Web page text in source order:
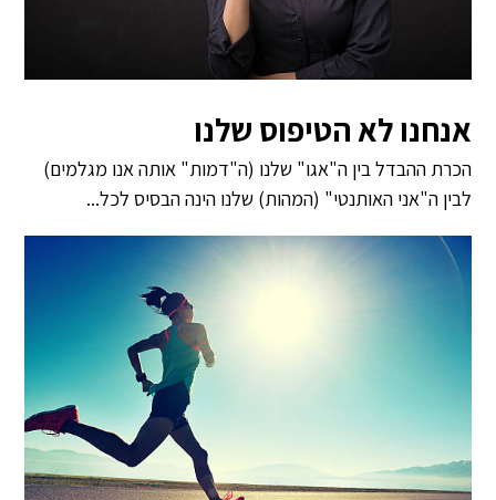
אנחנו לא הטיפוס שלנו
הכרת ההבדל בין ה"אגו" שלנו (ה"דמות" אותה אנו מגלמים)
לבין ה"אני האותנטי" (המהות) שלנו הינה הבסיס לכל...